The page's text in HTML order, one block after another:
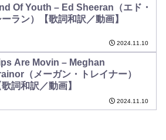
Of Youth – Ed Sheeran（エド・
ーラン）【歌詞和訳／動画】
2024.11.10
Are Movin – Meghan
（メーガン・トレイナー）
歌詞和訳／動画】
2024.11.10